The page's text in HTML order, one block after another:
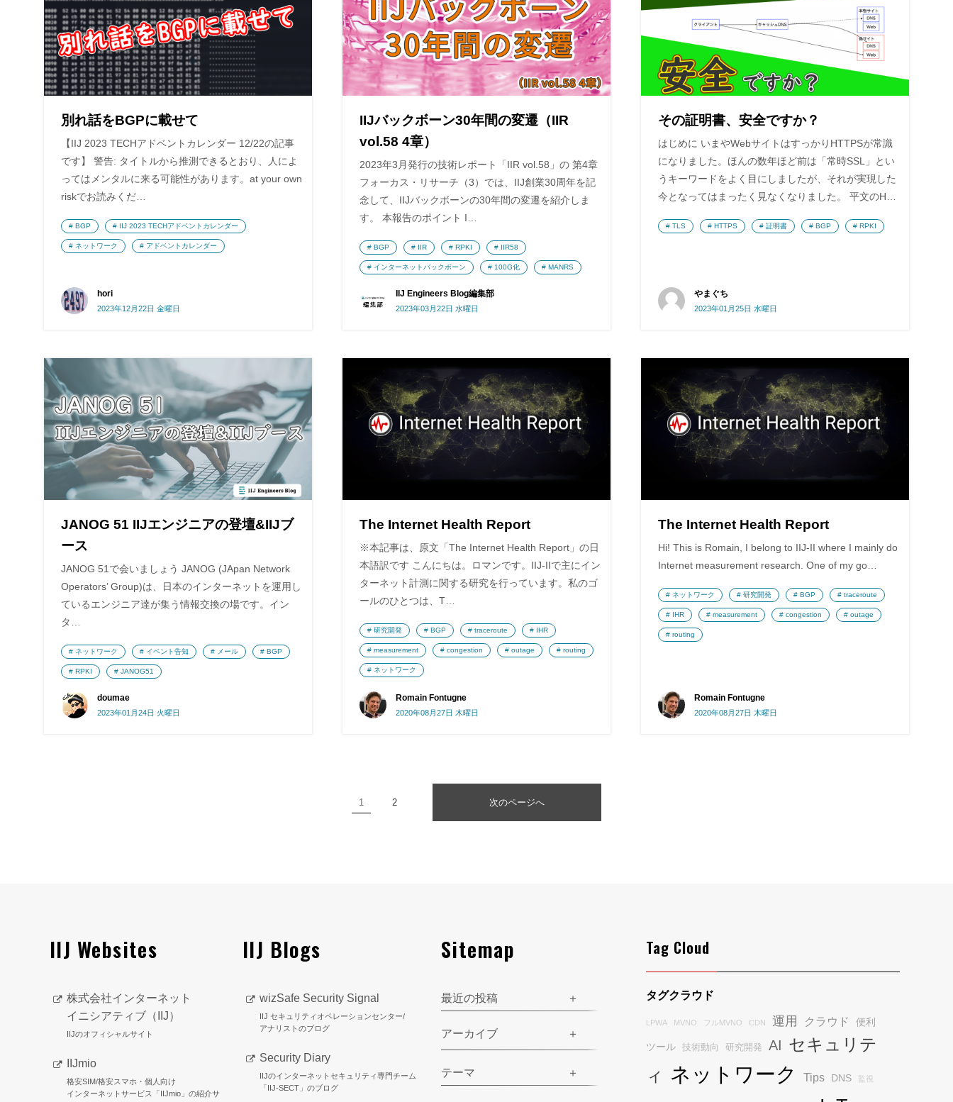
別れ話をBGPに載せて
【IIJ 2023 TECHアドベントカレンダー 12/22の記事
です】 警告: タイトルから推測できるとおり、人によ
ってはメンタルに来る可能性があります。at your own
riskでお読みくだ…
hori
2023年12月22日 金曜日
BGP IIJ 2023 TECHアドベントカレンダー
ネットワーク アドベントカレンダー
IIJバックボーン30年間の変遷（IIR
vol.58 4章）
2023年3月発行の技術レポート「IIR vol.58」の 第4章
フォーカス・リサーチ（3）では、IIJ創業30周年を記
念して、IIJバックボーンの30年間の変遷を紹介しま
す。 本報告のポイント I…
IIJ Engineers Blog編集部
2023年03月22日 水曜日
BGP IIR RPKI IIR58
インターネットバックボーン 100G化 MANRS
その証明書、安全ですか？
はじめに いまやWebサイトはすっかりHTTPSが常識
になりました。ほんの数年ほど前は「常時SSL」とい
うキーワードをよく目にしましたが、それが実現した
今となってはまったく見なくなりました。 平文のH…
やまぐち
2023年01月25日 水曜日
TLS HTTPS 証明書 BGP RPKI
JANOG 51 IIJエンジニアの登壇&IIJブ
ース
JANOG 51で会いましょう JANOG (JApan Network
Operators’ Group)は、日本のインターネットを運用し
ているエンジニア達が集う情報交換の場です。イン
タ…
doumae
2023年01月24日 火曜日
ネットワーク イベント告知 メール BGP
RPKI JANOG51
The Internet Health Report
※本記事は、原文「The Internet Health Report」の日
本語訳です こんにちは。ロマンです。IIJ-IIで主にイン
ターネット計測に関する研究を行っています。私のゴ
ールのひとつは、T…
Romain Fontugne
2020年08月27日 木曜日
研究開発 BGP traceroute IHR
measurement congestion outage routing
ネットワーク
The Internet Health Report
Hi! This is Romain, I belong to IIJ-II where I mainly do
Internet measurement research. One of my go…
Romain Fontugne
2020年08月27日 木曜日
ネットワーク 研究開発 BGP traceroute
IHR measurement congestion outage
routing
1 2 次のページへ
IIJ Websites
株式会社インターネット
イニシアティブ（IIJ）
IIJのオフィシャルサイト
IIJmio
格安SIM/格安スマホ・個人向け
インターネットサービス「IIJmio」の紹介サ
IIJ Blogs
wizSafe Security Signal
IIJ セキュリティオペレーションセンター/
アナリストのブログ
Security Diary
IIJのインターネットセキュリティ専門チーム
「IIJ-SECT」のブログ
Sitemap
最近の投稿
アーカイブ
テーマ
Tag Cloud
タグクラウド
LPWA MVNO フルMVNO CDN 運用 クラウド 便利
ツール 技術動向 研究開発 AI セキュリテ
ィ ネットワーク Tips DNS 監視